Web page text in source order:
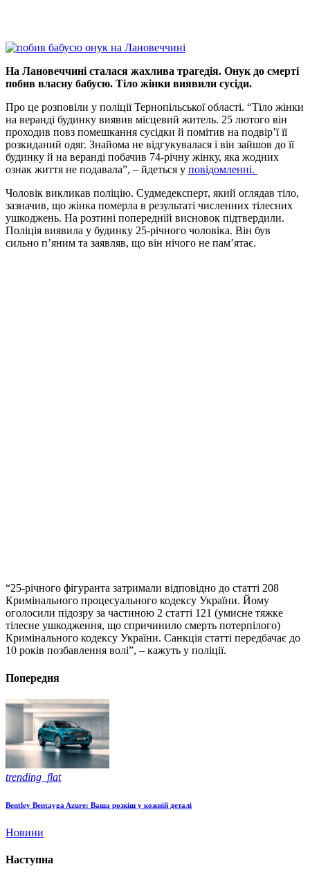
На Лановеччині сталася жахлива трагедія. Онук до смерті
побив власну бабусю. Тіло жінки виявили сусіди.
Про це розповіли у поліції Тернопільської області. “Тіло жінки
на веранді будинку виявив місцевий житель. 25 лютого він
проходив повз помешкання сусідки й помітив на подвір’ї її
розкиданий одяг. Знайома не відгукувалася і він зайшов до її
будинку й на веранді побачив 74-річну жінку, яка жодних
ознак життя не подавала”, – йдеться у повідомленні.
Чоловік викликав поліцію. Судмедексперт, який оглядав тіло,
зазначив, що жінка померла в результаті численних тілесних
ушкоджень. На розтині попередній висновок підтвердили.
Поліція виявила у будинку 25-річного чоловіка. Він був
сильно п’яним та заявляв, що він нічого не пам’ятає.
“25-річного фігуранта затримали відповідно до статті 208
Кримінального процесуального кодексу України. Йому
оголосили підозру за частиною 2 статті 121 (умисне тяжке
тілесне ушкодження, що спричинило смерть потерпілого)
Кримінального кодексу України. Санкція статті передбачає до
10 років позбавлення волі”, – кажуть у поліції.
Попередня
trending_flat
Bentley Bentayga Azure: Ваша розкіш у кожній деталі
Новини
Наступна